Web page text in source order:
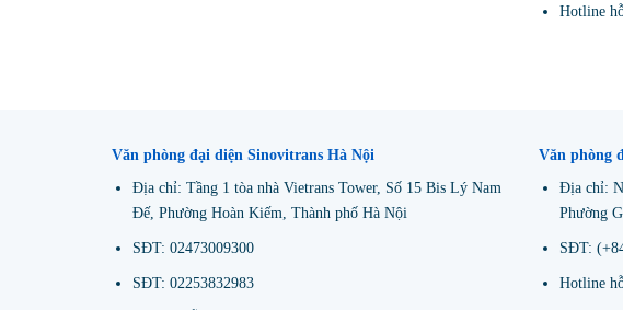
Hotline
Văn phòng đại diện Sinovitrans Hà Nội
Địa chỉ: Tầng 1 tòa nhà Vietrans Tower, Số 15 Bis Lý Nam
Đế, Phường Hoàn Kiếm, Thành phố Hà Nội
SĐT: 02473009300
SĐT: 02253832983
Văn phòng
Địa chỉ:
Phường
SĐT:
Hotline